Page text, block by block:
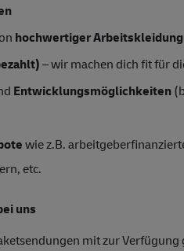
hochwertiger Arbeitskleidung
– wir machen dich fit für
Entwicklungsmöglichkeiten
wie z.B.
etc.
uns
mit zur